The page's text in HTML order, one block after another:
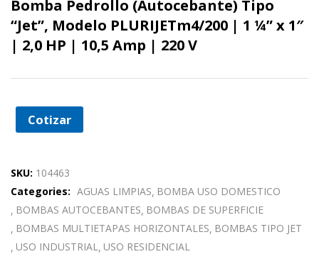
Bomba Pedrollo (Autocebante) Tipo
“Jet”, Modelo PLURIJETm4/200 | 1 ¼” x 1″
| 2,0 HP | 10,5 Amp | 220 V
Cotizar
SKU: 104463
Categories: AGUAS LIMPIAS BOMBA USO DOMESTICO
BOMBAS AUTOCEBANTES BOMBAS DE SUPERFICIE
BOMBAS MULTIETAPAS HORIZONTALES BOMBAS TIPO JET
USO INDUSTRIAL USO RESIDENCIAL